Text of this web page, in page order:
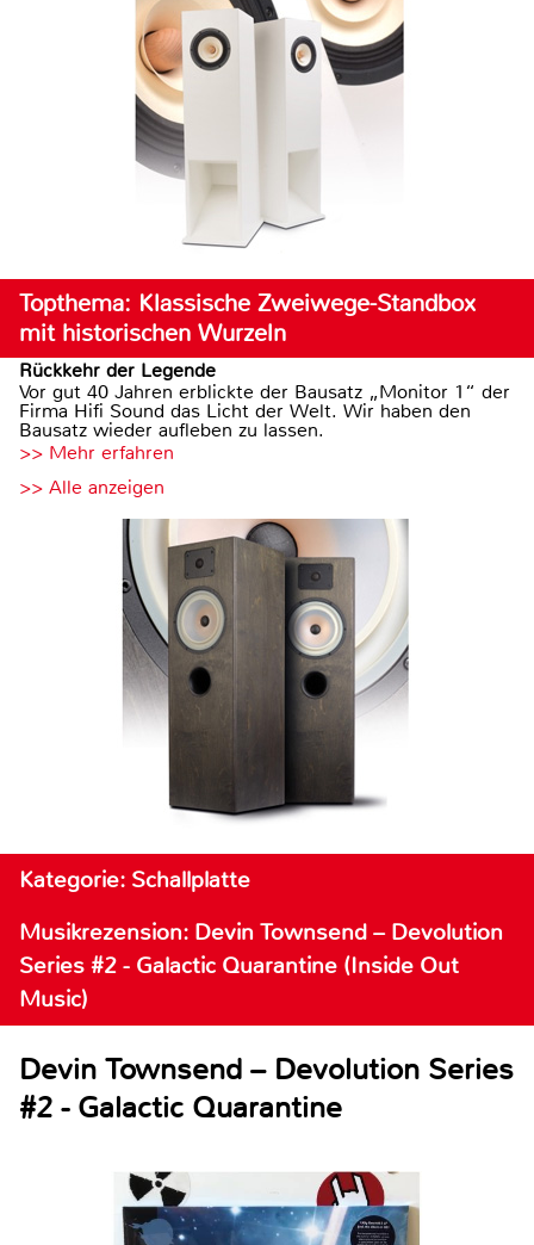
Topthema: Klassische Zweiwege-Standbox
mit historischen Wurzeln
Rückkehr der Legende
Vor gut 40 Jahren erblickte der Bausatz „Monitor 1“ der
Firma Hifi Sound das Licht der Welt. Wir haben den
Bausatz wieder aufleben zu lassen.
>> Mehr erfahren
>> Alle anzeigen
Kategorie: Schallplatte
Musikrezension: Devin Townsend – Devolution
Series #2 - Galactic Quarantine (Inside Out
Music)
Devin Townsend – Devolution Series
#2 - Galactic Quarantine